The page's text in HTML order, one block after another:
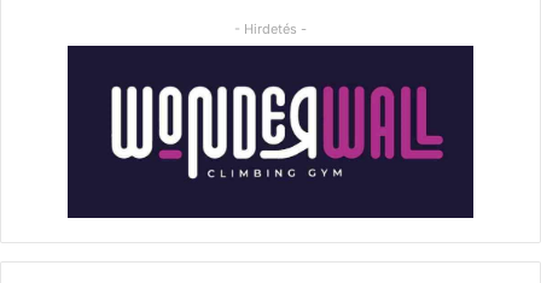
- Hirdetés -